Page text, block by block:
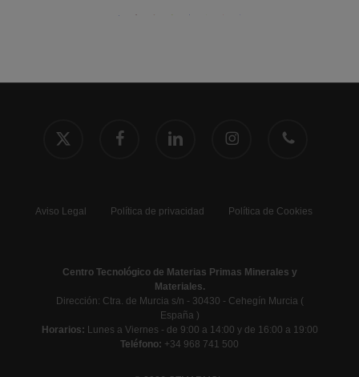
twitter
Aviso Legal Política de privacidad Política de Cookies
Centro Tecnológico de Materias Primas Minerales y
Materiales.
Dirección: Ctra. de Murcia s/n - 30430 - Cehegín Murcia (
España )
Horarios: Lunes a Viernes - de 9:00 a 14:00 y de 16:00 a 19:00
Teléfono: +34 968 741 500